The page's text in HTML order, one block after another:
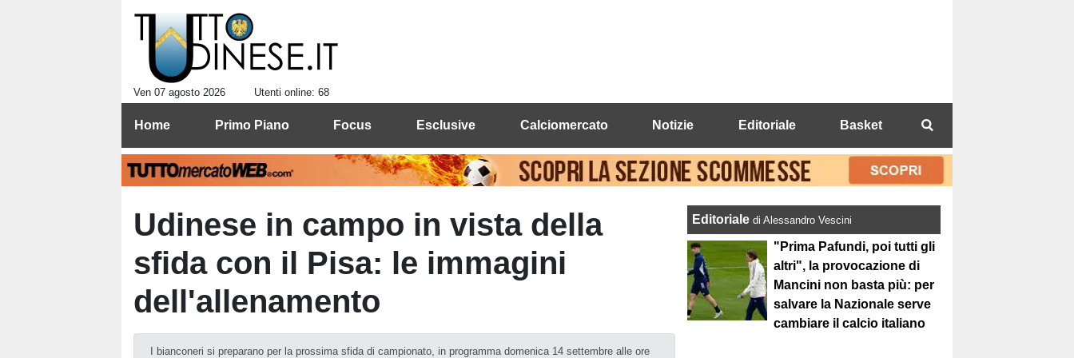
Ven 07 agosto 2026 Utenti online: 68
Home Primo Piano Focus Esclusive Calciomercato Notizie Editoriale Basket
Udinese in campo in vista della
sfida con il Pisa: le immagini
dell'allenamento
I bianconeri si preparano per la prossima sfida di campionato, in programma domenica 14 settembre alle ore
Editorialedi Alessandro Vescini
"Prima Pafundi, poi tutti gli
altri", la provocazione di
Mancini non basta più: per
salvare la Nazionale serve
cambiare il calcio italiano